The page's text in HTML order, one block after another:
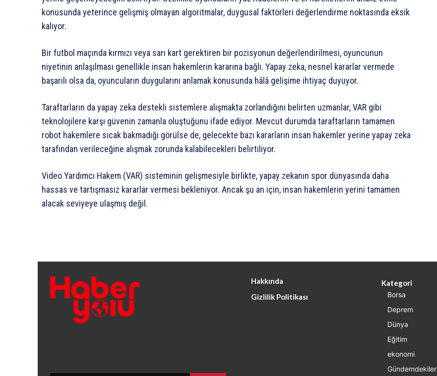
konusunda yeterince gelişmiş olmayan algoritmalar, duygusal faktörleri değerlendirme noktasında eksik
kalıyor.
Bir futbol maçında kırmızı veya sarı kart gerektiren bir pozisyonun değerlendirilmesi, oyuncunun
niyetinin anlaşılması genellikle insan hakemlerin kararına bağlı. Yapay zeka, nesnel kararlar vermede
başarılı olsa da, oyuncuların duygularını anlamak konusunda hâlâ gelişime ihtiyaç duyuyor.
Taraftarların da yapay zeka destekli sistemlere alışmakta zorlandığını belirten uzmanlar, VAR gibi
teknolojilere karşı güvenin zamanla oluştuğunu ifade ediyor. Mevcut durumda taraftarların tamamen
robot hakemlere sıcak bakmadığı görülse de, gelecekte bazı kararların insan hakemler yerine yapay zeka
tarafından verileceğine alışmak zorunda kalabilecekleri belirtiliyor.
Video Yardımcı Hakem (VAR) sisteminin gelişmesiyle birlikte, yapay zekanın spor dünyasında daha
hassas ve tartışmasız kararlar vermesi bekleniyor. Ancak şu an için, insan hakemlerin yerini tamamen
alacak seviyeye ulaşmış değil.
Hakkında
Gizlilik Politikası
Kategori
Borsa
Deprem
Dünya
Eğitim
ekonomi
Gündemdekiler